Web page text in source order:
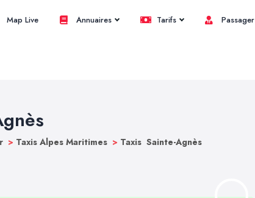
Map Live Annuaires Tarifs Passager
> Taxis Alpes Maritimes > Taxis Sainte-Agnès